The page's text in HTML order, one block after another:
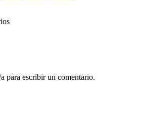
para escribir un comentario.